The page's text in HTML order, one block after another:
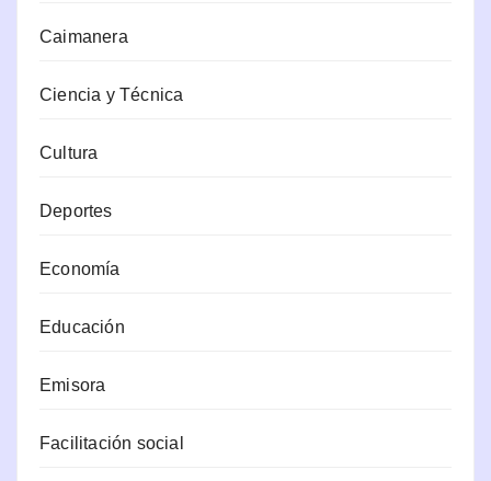
Caimanera
Ciencia y Técnica
Cultura
Deportes
Economía
Educación
Emisora
Facilitación social